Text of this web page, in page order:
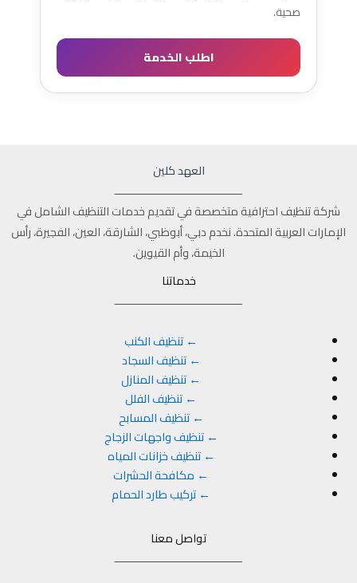
صحية.
اطلب الخدمة
العهد كلين
ــــــــــــــــــــــــــــــــــــــــ
شركة تنظيف احترافية متخصصة في تقديم خدمات التنظيف الشامل في
الإمارات العربية المتحدة. نخدم دبي، أبوظبي، الشارقة، العين، الفجيرة، رأس
الخيمة، وأم القيوين.
خدماتنا
ــــــــــــــــــــــــــــــــــــــــ
← تنظيف الكنب
← تنظيف السجاد
← تنظيف المنازل
← تنظيف الفلل
← تنظيف المسابح
← تنظيف واجهات الزجاج
← تنظيف خزانات المياه
← مكافحة الحشرات
← تركيب طارد الحمام
تواصل معنا
ــــــــــــــــــــــــــــــــــــــــ